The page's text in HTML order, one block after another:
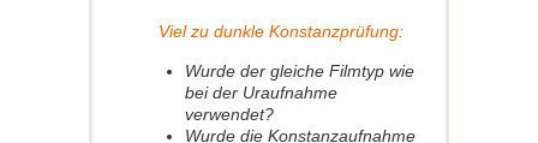
Viel zu dunkle Konstanzprüfung:
Wurde der gleiche Filmtyp wie
bei der Uraufnahme
verwendet?
Wurde die Konstanzaufnahme